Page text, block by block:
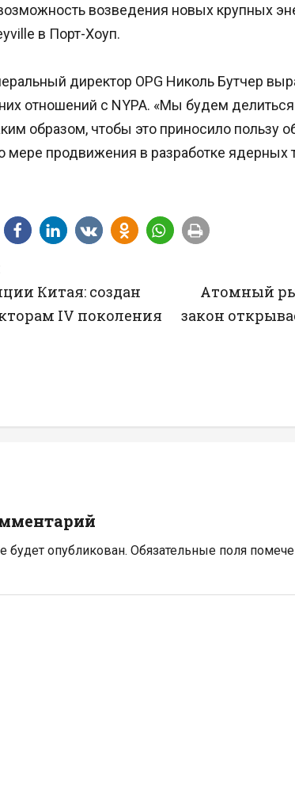
возведения новых крупных
в Порт-Хоуп.
директор OPG Николь Бутчер
отношений с NYPA. «Мы будем
образом, чтобы это приносило пользу
продвижения в разработке ядерных
Китая: создан
IV поколения
Атомный
закон
будет опубликован. Обязательные поля